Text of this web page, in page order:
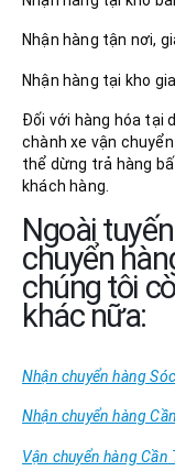
Nhận hàng tận nơi,
Nhận hàng tại kho
Đối với hàng hóa tại
chành xe vận
thể dừng trả hàng
khách hàng.
Ngoài
chuyển
chúng tôi
khác nữa:
Nhận chuyển hàng
Nhận chuyển hàng
Vận chuyển hàng